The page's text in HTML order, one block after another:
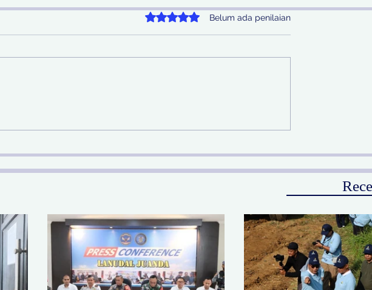
Juanda Gagalkan
di Bandara Juanda
Nasional
Dinilai 0 dari 5 bintang.
Belum ada penilaian